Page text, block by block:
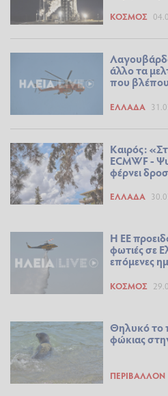
ΚΌΣΜΟΣ
άλλο τα
που
ΕΛΛΆΔΑ
Καιρός:
ECMWF -
φέρνει
ΕΛΛΆΔΑ
Η ΕΕ
φωτιές σε
επόμενες
ΚΌΣΜΟΣ
Θηλυκό το
φώκιας
ΠΕΡΙΒΆΛΛΟΝ